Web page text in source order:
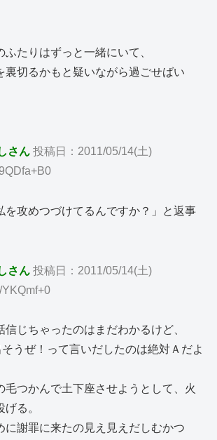
たりはずっと一緒にいて、
裏切るかもと疑いながら過ごせばい
さん 投稿日：2011/05/14(土)
を攻めつづけてるんですか？」と返事
さん 投稿日：2011/05/14(土)
じちゃったのはまだわかるけど、
うぜ！って言いだしたのは絶対Ａだよ
毛つかんで土下座させようとして、火
る。
に謝罪に来たの見え見えだしむかつ